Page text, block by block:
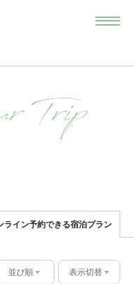
Trip
ライン予約できる宿泊プラン
並び順 表示切替